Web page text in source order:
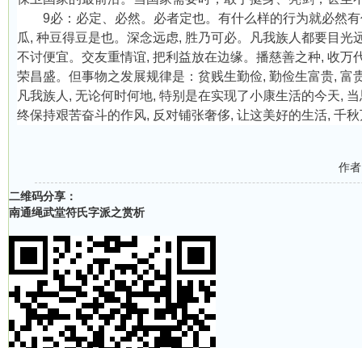
9必：必定、必然。必者定也。有什么样的行为就必然
瓜, 种豆得豆是也。深念远虑, 胜乃可必。凡我族人都要目光
不讨便宜。交友重情谊, 把利益放在边缘。播慈善之种, 收万
荣昌盛。但事物之发展规律是：贫贱生勤俭, 勤俭生富贵, 富
凡我族人 , 无论何时何地, 特别是在实现了小康生活的今天,
终保持艰苦奋斗的作风, 反对铺张奢侈, 让这美好的生活, 千
作
二维码分享：
南通绳武堂符氏字派之赏析